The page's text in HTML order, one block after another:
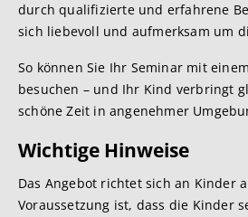
durch qualifizierte und erfahrene
sich liebevoll und aufmerksam um
So können Sie Ihr Seminar mit
besuchen – und Ihr Kind verbringt
schöne Zeit in angenehmer
Wichtige Hinweise
Das Angebot richtet sich an Kinder
Voraussetzung ist, dass die Kinder